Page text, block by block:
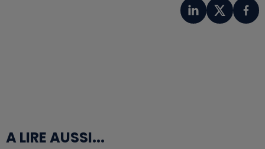
A LIRE AUSSI...